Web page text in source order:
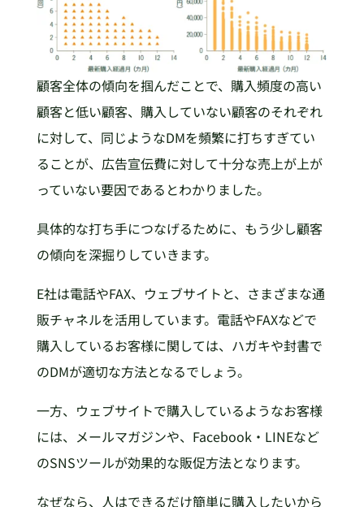
顧客全体の傾向を掴んだことで、購入頻度の高い
顧客と低い顧客、購入していない顧客のそれぞれ
に対して、同じようなDMを頻繁に打ちすぎてい
ることが、広告宣伝費に対して十分な売上が上が
っていない要因であるとわかりました。
具体的な打ち手につなげるために、もう少し顧客
の傾向を深掘りしていきます。
E社は電話やFAX、ウェブサイトと、さまざまな通
販チャネルを活用しています。電話やFAXなどで
購入しているお客様に関しては、ハガキや封書で
のDMが適切な方法となるでしょう。
一方、ウェブサイトで購入しているようなお客様
には、メールマガジンや、Facebook・LINEなど
のSNSツールが効果的な販促方法となります。
なぜなら、人はできるだけ簡単に購入したいから